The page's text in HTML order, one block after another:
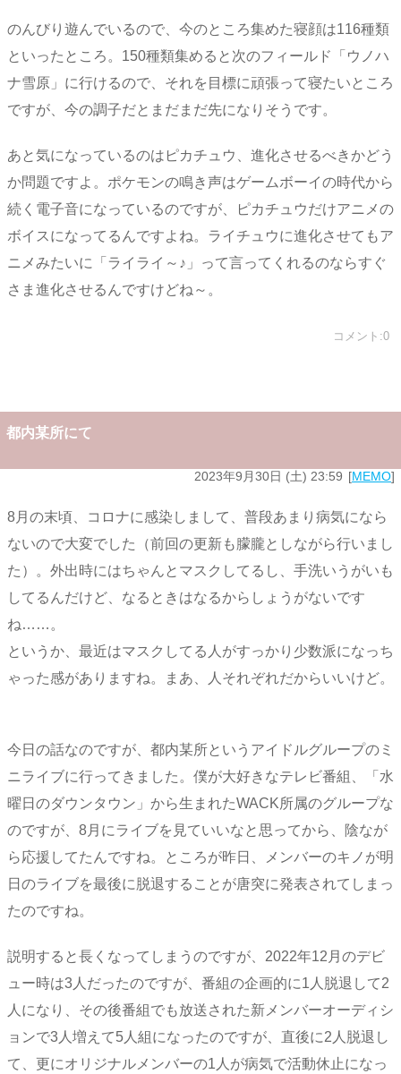
のんびり遊んでいるので、今のところ集めた寝顔は116種類
といったところ。150種類集めると次のフィールド「ウノハ
ナ雪原」に行けるので、それを目標に頑張って寝たいところ
ですが、今の調子だとまだまだ先になりそうです。
あと気になっているのはピカチュウ、進化させるべきかどう
か問題ですよ。ポケモンの鳴き声はゲームボーイの時代から
続く電子音になっているのですが、ピカチュウだけアニメの
ボイスになってるんですよね。ライチュウに進化させてもア
ニメみたいに「ライライ～♪」って言ってくれるのならすぐ
さま進化させるんですけどね～。
コメント:0
都内某所にて
2023年9月30日 (土) 23:59 MEMO
8月の末頃、コロナに感染しまして、普段あまり病気になら
ないので大変でした（前回の更新も朦朧としながら行いまし
た）。外出時にはちゃんとマスクしてるし、手洗いうがいも
してるんだけど、なるときはなるからしょうがないです
ね……。
というか、最近はマスクしてる人がすっかり少数派になっち
ゃった感がありますね。まあ、人それぞれだからいいけど。
今日の話なのですが、都内某所というアイドルグループのミ
ニライブに行ってきました。僕が大好きなテレビ番組、「水
曜日のダウンタウン」から生まれたWACK所属のグループな
のですが、8月にライブを見ていいなと思ってから、陰なが
ら応援してたんですね。ところが昨日、メンバーのキノが明
日のライブを最後に脱退することが唐突に発表されてしまっ
たのですね。
説明すると長くなってしまうのですが、2022年12月のデビ
ュー時は3人だったのですが、番組の企画的に1人脱退して2
人になり、その後番組でも放送された新メンバーオーディシ
ョンで3人増えて5人組になったのですが、直後に2人脱退し
て、更にオリジナルメンバーの1人が病気で活動休止になっ